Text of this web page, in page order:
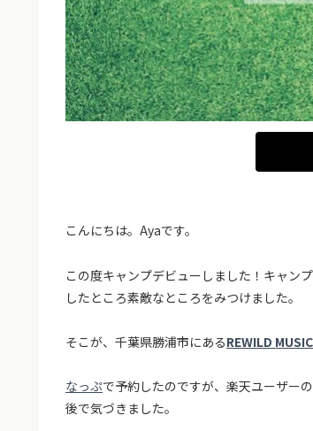
こんにちは。Ayaです。
この度キャンプデビューしました！キャン
したところ素敵なところをみつけました。
そこが、千葉県勝浦市にあるREWILD
なっぷで予約したのですが、楽天ユーザー
後で気づきました。